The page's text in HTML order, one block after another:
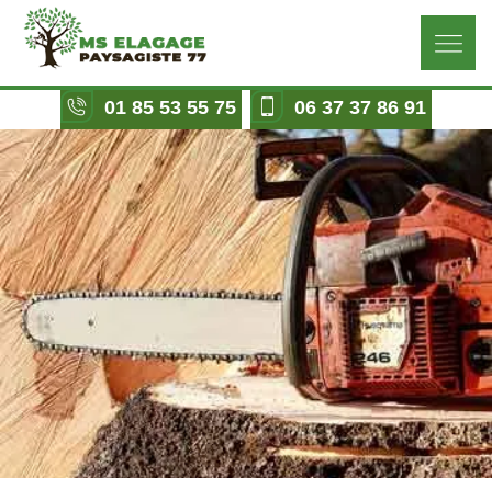
01 85 53 55 75 06 37 37 86 91